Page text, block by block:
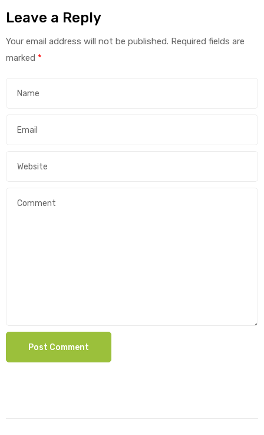
Leave a Reply
Your email address will not be published. Required fields are
marked *